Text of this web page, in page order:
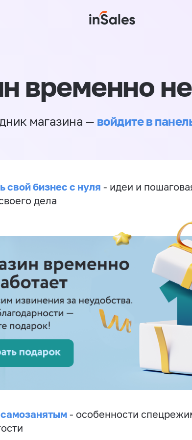
временно
магазина — войдите в
свой бизнес с нуля - идеи и
дела
самозанятым - особенности